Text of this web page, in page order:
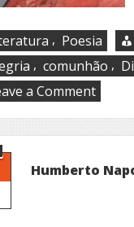
, Poesia
, comunhão ,
a Commenton
Eva,
mãe
Humberto